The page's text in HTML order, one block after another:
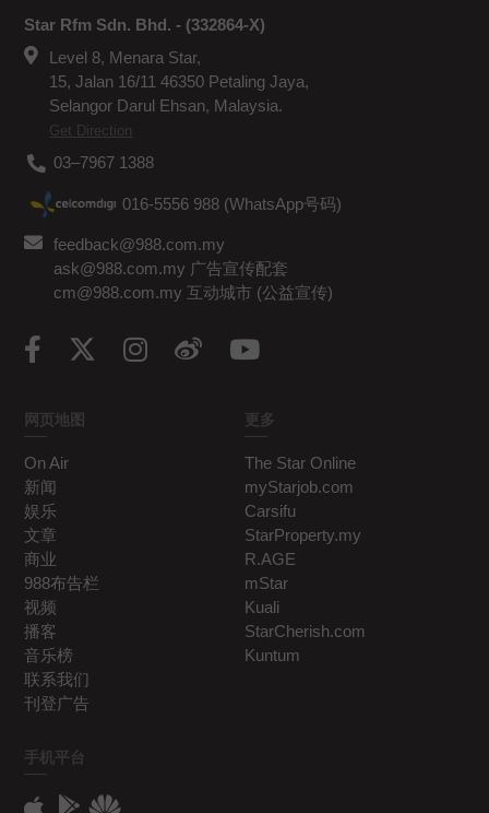
Star Rfm Sdn. Bhd. - (332864-X)
Level 8, Menara Star,
15, Jalan 16/11 46350 Petaling Jaya,
Selangor Darul Ehsan, Malaysia.
Get Direction
03–7967 1388
016-5556 988 (WhatsApp号码)
feedback@988.com.my
ask@988.com.my 广告宣传配套
cm@988.com.my 互动城市 (公益宣传)
网页地图
On Air
新闻
娱乐
文章
商业
988布告栏
视频
播客
音乐榜
联系我们
刊登广告
更多
The Star Online
myStarjob.com
Carsifu
StarProperty.my
R.AGE
mStar
Kuali
StarCherish.com
Kuntum
手机平台